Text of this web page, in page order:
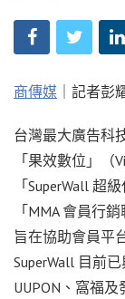
商傳媒 ｜記者彭
台灣最大廣告科
「果效數位」
「SuperWall 超
「MMA 會員行
旨在協助會員平
SuperWall 目前
UUPON、窩福